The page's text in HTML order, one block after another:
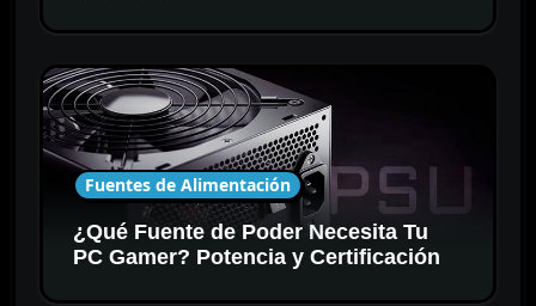
Fuentes de Alimentación
¿Qué Fuente de Poder Necesita Tu
PC Gamer? Potencia y Certificación